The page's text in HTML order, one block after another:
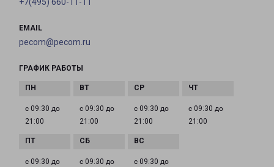
+7(495) 660-11-11
EMAIL
pecom@pecom.ru
ГРАФИК РАБОТЫ
с 09:30 до
21:00
с 09:30 до
21:00
с 09:30 до
21:00
с 09:30 до
21:00
с 09:30 до
с 09:30 до
с 09:30 до